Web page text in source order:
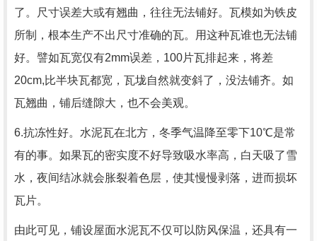
了。尺寸误差大或有翘曲，往往无法铺好。瓦模如为铁皮
所制，根本生产不出尺寸准确的瓦。用这种瓦谁也无法铺
好。譬如瓦宽仅有2mm误差，100片瓦排起来，将差
20cm,比半块瓦都宽，瓦垅自然就变斜了，没法铺齐。如
瓦翘曲，铺后缝隙大，也不会美观。
6.抗冻性好。水泥瓦在北方，冬季气温降至零下10℃是常
有的事。如果瓦的密实度不好导致吸水率高，白天吸了雪
水，夜间结冰就会胀裂着色层，使其慢慢剥落，进而损坏
瓦片。
由此可见，铺设屋面水泥瓦不仅可以防风保温，还具有一